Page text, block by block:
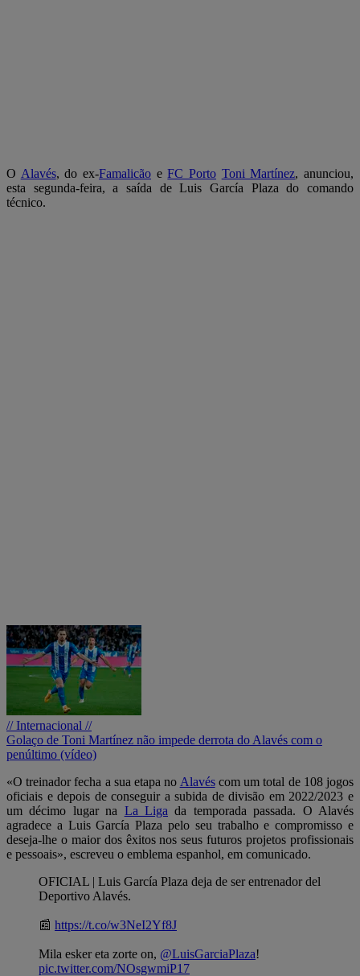
O Alavés, do ex-Famalicão eFC Porto Toni Martínez, anunciou,
esta segunda-feira, a saída de Luis García Plaza do comando
técnico.
// Internacional //
Golaço de Toni Martínez não impede derrota do Alavés com o
penúltimo (vídeo)
«O treinador fecha a sua etapa no Alavéscom um total de 108 jogos
oficiais e depois de conseguir a subida de divisão em 2022/2023 e
um décimo lugar na La Liga da temporada passada. O Alavés
agradece a Luis García Plaza pelo seu trabalho e compromisso e
deseja-lhe o maior dos êxitos nos seus futuros projetos profissionais
e pessoais», escreveu o emblema espanhol, em comunicado.
OFICIAL | Luis García Plaza deja de ser entrenador del
Deportivo Alavés.
📰 https://t.co/w3NeI2Yf8J
Mila esker eta zorte on, @LuisGarciaPlaza!
pic.twitter.com/NOsgwmiP17